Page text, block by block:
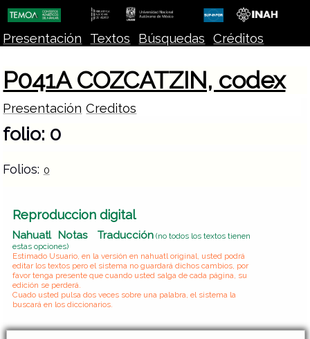
Presentación Textos Búsquedas Créditos
P041A COZCATZIN, codex
Presentación Creditos
folio: 0
Folios: 0
Reproduccion digital
Nahuatl Notas Traducción(no todos los textos tienen
estas opciones)
Estimado Usuario, en la versión en nahuatl original, usted podrá
editar los textos pero el sistema no guardará dichos cambios, por
favor tenga presente que cuando usted salga de cada página, su
edición se perderá.
Cuado usted pulsa dos veces sobre una palabra, el sistema la
buscará en los diccionarios.